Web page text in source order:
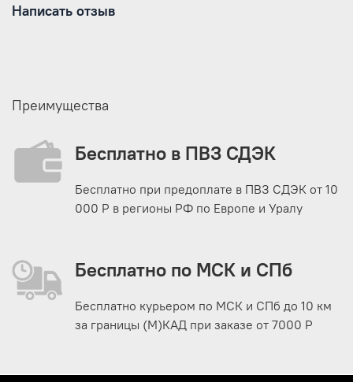
Написать отзыв
Преимущества
Бесплатно в ПВЗ СДЭК
Бесплатно при предоплате в ПВЗ СДЭК от 10
000 Р в регионы РФ по Европе и Уралу
Бесплатно по МСК и СПб
Бесплатно курьером по МСК и СПб до 10 км
за границы (М)КАД при заказе от 7000 Р